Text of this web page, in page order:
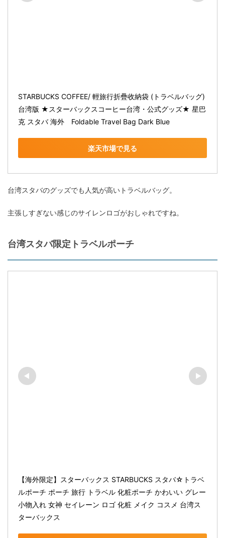
STARBUCKS COFFEE/ 輕旅行折疊收納袋 (トラベルバッグ)
台湾版 ★スターバックスコーヒー台湾・公式グッズ★ 星巴
克 スタバ 海外　Foldable Travel Bag Dark Blue
楽天市場で見る
台湾スタバのグッズでも人気が高いトラベルバッグ。
主張しすぎない感じのサイレンロゴがおしゃれですね。
台湾スタバ限定トラベルポーチ
【海外限定】スターバックス STARBUCKS スタバ☆トラベ
ルポーチ ポーチ 旅行 トラベル 化粧ポーチ かわいい グレー
小物入れ 女神 セイレーン ロゴ 化粧 メイク コスメ 台湾ス
ターバックス